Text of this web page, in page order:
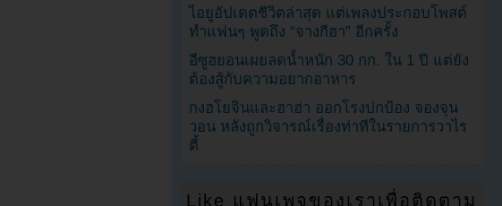
ไอยูอัปเดตชีวิตล่าสุด แต่เพลงประกอบโพสต์
ทำแฟนๆ พูดถึง “จางกีฮา” อีกครั้ง
อีซูฮยอนเผยลดน้ำหนัก 30 กก. ใน 1 ปี แต่ยัง
ต้องสู้กับความอยากอาหาร
กงฮโยจินและฮาฮ่า ออกโรงปกป้อง จองจุน
วอน หลังถูกวิจารณ์เรื่องท่าทีในรายการวาไร
ตี้
Like แฟนเพจของเราเพื่อติดตาม